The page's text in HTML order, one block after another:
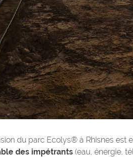
du parc Ecolys® à Rhisnes est
des impétrants(eau, énergie,